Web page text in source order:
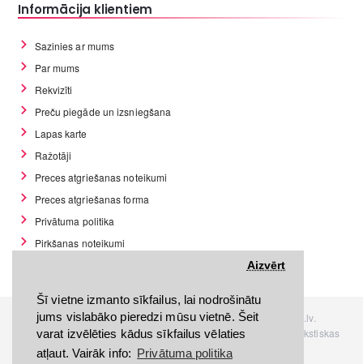
Šī vietne izmanto sīkfailus, lai nodrošinātu
jums vislabāko pieredzi mūsu vietnē. Šeit
varat izvēlēties kādus sīkfailus vēlaties
atļaut. Vairāk info: Privātuma politika
Aizvērt
Informācija klientiem
Sazinies ar mums
Par mums
Rekvizīti
Preču piegāde un izsniegšana
Lapas karte
Ražotāji
Preces atgriešanas noteikumi
Preces atgriešanas forma
Privātuma politika
Pirkšanas noteikumi
Visas tiesības rezervētas. Interneta veikals www.Discomania.lv.
Jebkuras Discomania.lv informācijas pārpublicēšana, bez rakstiskas
atļaujas, stingri aizliegta.